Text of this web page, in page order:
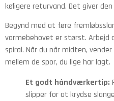
køligere returvand. Det giver
Begynd med at føre
varmebehovet er størst. Arbejd
spiral. Når du når midten,
mellem de spor, du lige har lagt.
Et godt håndværkertip:
slipper for at krydse